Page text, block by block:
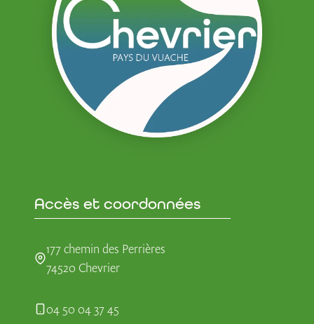
Accès et coordonnées
177 chemin des Perrières
74520 Chevrier
04 50 04 37 45